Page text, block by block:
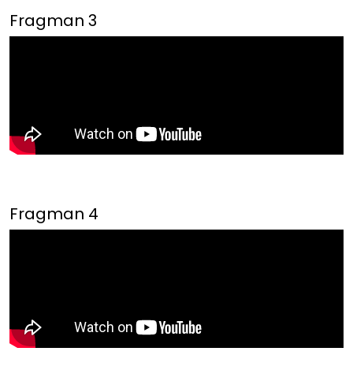
Fragman 3
Fragman 4